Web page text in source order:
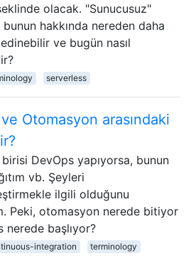
olacak. "Sunucusuz"
hakkında nereden daha
ve bugün nasıl
serverless
Otomasyon arasındaki
DevOps yapıyorsa, bunun
vb. Şeyleri
ilgili olduğunu
Peki, otomasyon nerede bitiyor
nerede başlıyor?
integration
terminology